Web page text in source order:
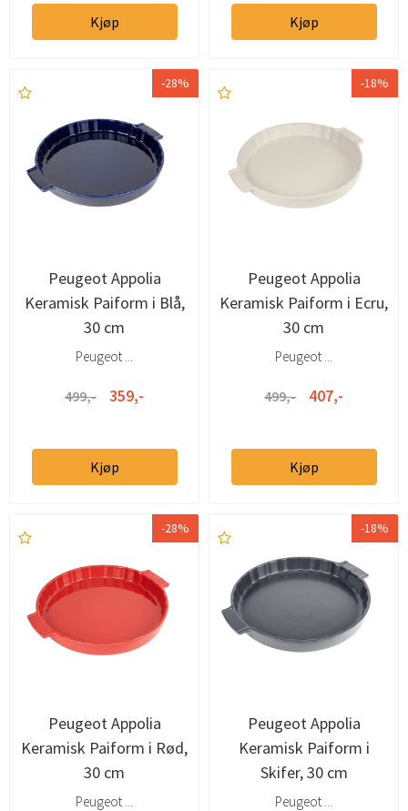
Kjøp Kjøp
-28%
Peugeot Appolia
Keramisk Paiform i Blå,
30 cm
Peugeot ...
499,- 359,-
Kjøp
-18%
Peugeot Appolia
Keramisk Paiform i Ecru,
30 cm
Peugeot ...
499,- 407,-
Kjøp
-28%
Peugeot Appolia
Keramisk Paiform i Rød,
30 cm
Peugeot ...
-18%
Peugeot Appolia
Keramisk Paiform i
Skifer, 30 cm
Peugeot ...